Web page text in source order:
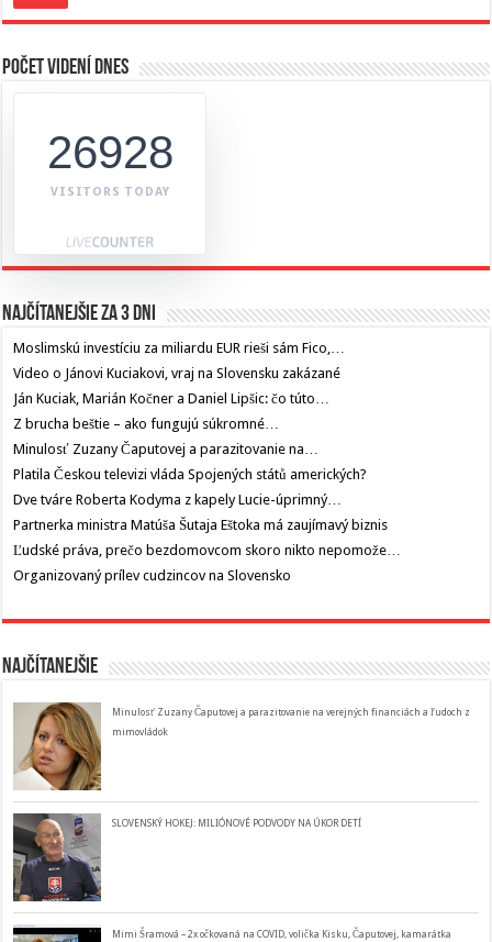
Počet videní dnes
26928
VISITORS TODAY
Najčítanejšie za 3 dni
Moslimskú investíciu za miliardu EUR rieši sám Fico,…
Video o Jánovi Kuciakovi, vraj na Slovensku zakázané
Ján Kuciak, Marián Kočner a Daniel Lipšic: čo túto…
Z brucha beštie – ako fungujú súkromné…
Minulosť Zuzany Čaputovej a parazitovanie na…
Platila Českou televizi vláda Spojených států amerických?
Dve tváre Roberta Kodyma z kapely Lucie-úprimný…
Partnerka ministra Matúša Šutaja Eštoka má zaujímavý biznis
Ľudské práva, prečo bezdomovcom skoro nikto nepomože…
Organizovaný prílev cudzincov na Slovensko
Najčítanejšie
Minulosť Zuzany Čaputovej a parazitovanie na verejných financiách a ľudoch z
mimovládok
SLOVENSKÝ HOKEJ: MILIÓNOVÉ PODVODY NA ÚKOR DETÍ
Mimi Šramová – 2x očkovaná na COVID, volička Kisku, Čaputovej, kamarátka